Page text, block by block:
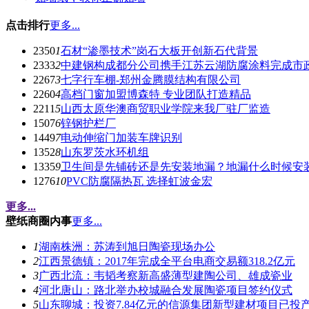
点击排行更多...
23501石材“渗墨技术”岗石大板开创新石代背景
23332中建钢构成都分公司携手江苏云湖防腐涂料完成市
22673七字行车棚-郑州金腾膜结构有限公司
22604高档门窗加盟博森特 专业团队打造精品
22115山西太原华澳商贸职业学院来我厂驻厂监造
15076锌钢护栏厂
14497电动伸缩门加装车牌识别
13528山东罗茨水环机组
13359卫生间是先铺砖还是先安装地漏？地漏什么时候安
127610PVC防腐隔热瓦 选择虹波金宏
更多...
壁纸商圈内事更多...
1湖南株洲：苏涛到旭日陶瓷现场办公
2江西景德镇：2017年完成全平台电商交易额318.2亿元
3广西北流：韦韬考察新高盛薄型建陶公司、雄成瓷业
4河北唐山：路北举办校城融合发展陶瓷项目签约仪式
5山东聊城：投资7.84亿元的信源集团新型建材项目已投